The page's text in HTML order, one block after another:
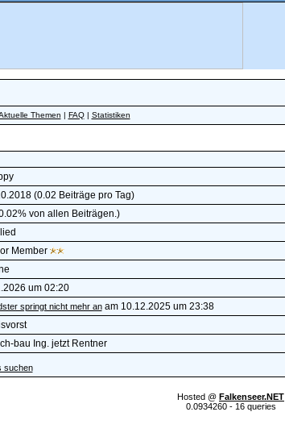
Themen | FAQ| Statistiken
(0.02 Beiträge pro Tag)
von allen Beiträgen.)
Member
um 02:20
springt nicht mehr anam 10.12.2025 um 23:38
bau Ing. jetzt Rentner
suchen
Hosted @ Falkenseer.NET
0.0934260 - 16 queries